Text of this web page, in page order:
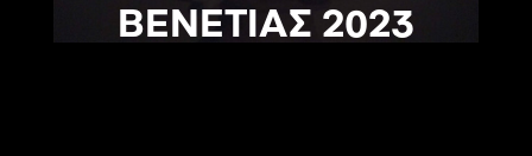
ΒΕΝΕΤΙΑΣ 2023